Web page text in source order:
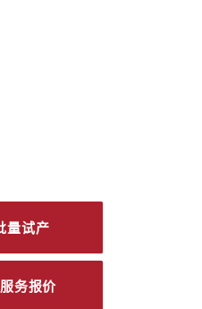
量试产
务报价